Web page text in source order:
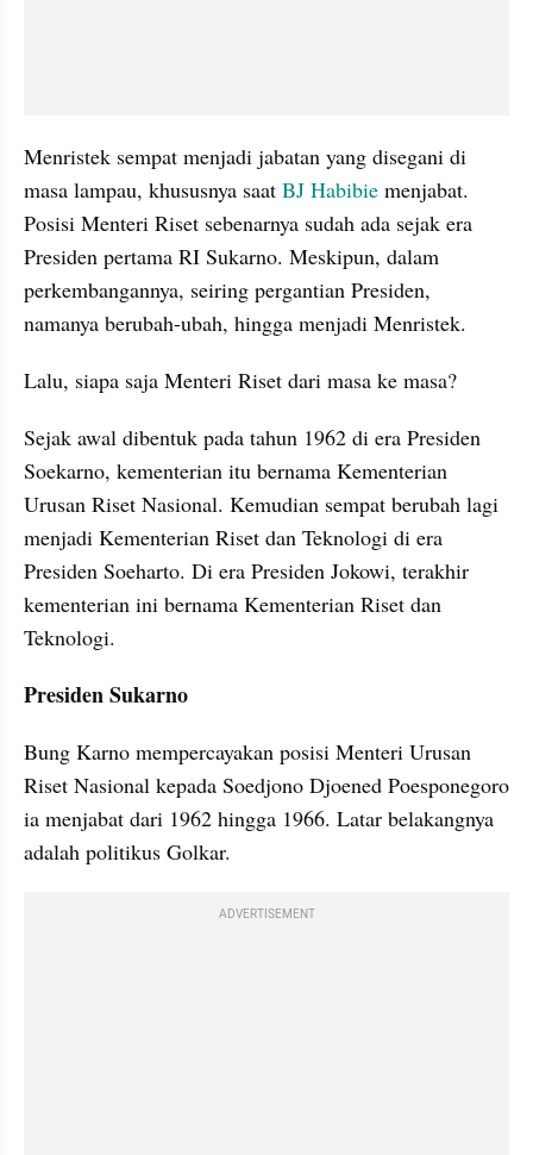
Menristek sempat menjadi jabatan yang disegani di
masa lampau, khususnya saat BJ Habibie menjabat.
Posisi Menteri Riset sebenarnya sudah ada sejak era
Presiden pertama RI Sukarno. Meskipun, dalam
perkembangannya, seiring pergantian Presiden,
namanya berubah-ubah, hingga menjadi Menristek.
Lalu, siapa saja Menteri Riset dari masa ke masa?
Sejak awal dibentuk pada tahun 1962 di era Presiden
Soekarno, kementerian itu bernama Kementerian
Urusan Riset Nasional. Kemudian sempat berubah lagi
menjadi Kementerian Riset dan Teknologi di era
Presiden Soeharto. Di era Presiden Jokowi, terakhir
kementerian ini bernama Kementerian Riset dan
Teknologi.
Presiden Sukarno
Bung Karno mempercayakan posisi Menteri Urusan
Riset Nasional kepada Soedjono Djoened Poesponegoro
ia menjabat dari 1962 hingga 1966. Latar belakangnya
adalah politikus Golkar.
ADVERTISEMENT